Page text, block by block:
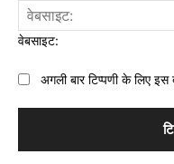
वेबसाइट:
अगली बार टिप्पणी के लिए